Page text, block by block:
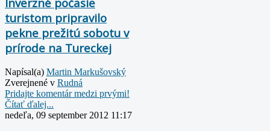
turistom pripravilo
pekne prežitú sobotu v
prírode na Tureckej
Napísal(a) Martin Markušovský
Zverejnené v Rudná
Pridajte komentár medzi prvými!
Čítať ďalej...
nedeľa, 09 september 2012 11:17